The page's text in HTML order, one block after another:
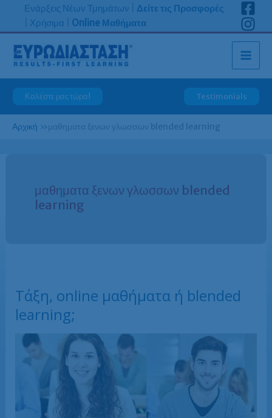
Μετάβαση
περιεχόμενο
Ενάρξεις Νέων Τμημάτων
Δείτε τις Προσφορές
Χρήσιμα Online Μαθήματα
Καλέστε μας τώρα! Testimonials
Αρχική »μαθηματα ξενων γλωσσων blended learning
μαθηματα ξενων γλωσσων blended
learning
Τάξη, online μαθήματα ή blended
learning;